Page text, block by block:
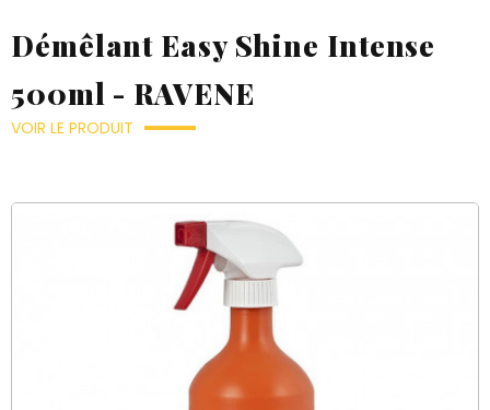
Démêlant Easy Shine Intense
500ml - RAVENE
VOIR LE PRODUIT